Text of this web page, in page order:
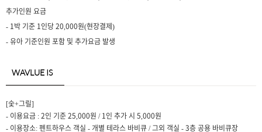
추가인원 요금
- 1박 기준 1인당 20,000원(현장결제)
- 유아 기준인원 포함 및 추가요금 발생
WAVLUE IS
[숯+그릴]
- 이용요금 : 2인 기준 25,000원 / 1인 추가 시 5,000원
- 이용장소: 펜트하우스 객실 - 개별 테라스 바비큐 / 그외 객실 - 3층 공용 바비큐장